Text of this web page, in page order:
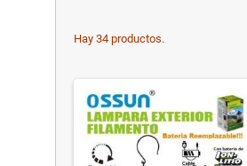
Hay 34 productos.